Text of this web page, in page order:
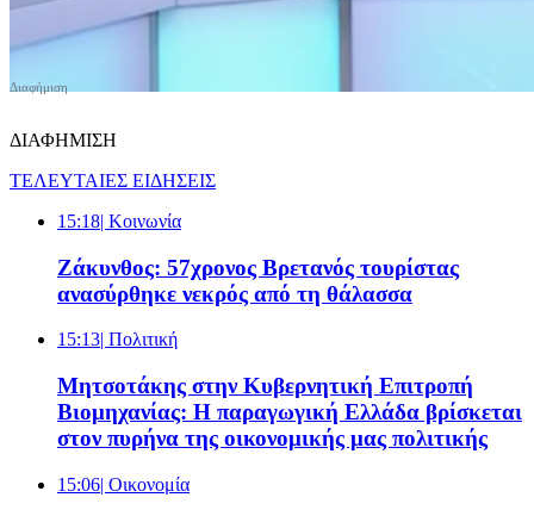
ΔΙΑΦΗΜΙΣΗ
ΤΕΛΕΥΤΑΙΕΣ ΕΙΔΗΣΕΙΣ
15:18| Κοινωνία
Ζάκυνθος: 57χρονος Βρετανός τουρίστας
ανασύρθηκε νεκρός από τη θάλασσα
15:13| Πολιτική
Μητσοτάκης στην Κυβερνητική Επιτροπή
Βιομηχανίας: Η παραγωγική Ελλάδα βρίσκεται
στον πυρήνα της οικονομικής μας πολιτικής
15:06| Oικονομία